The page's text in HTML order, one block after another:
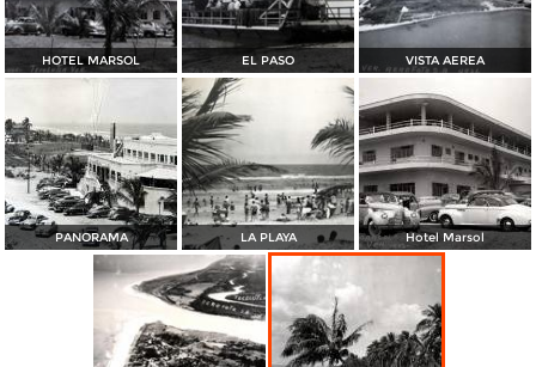
HOTEL MARSOL EL PASO VISTA AEREA
PANORAMA LA PLAYA Hotel Marsol